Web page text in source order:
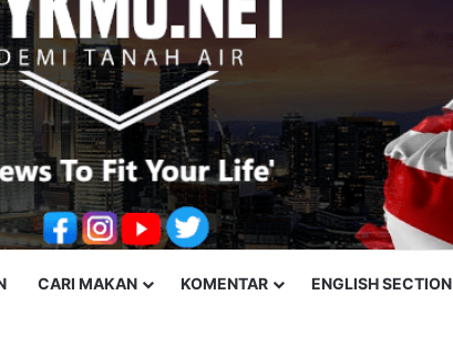
CARI MAKAN KOMENTAR ENGLISH SECTION